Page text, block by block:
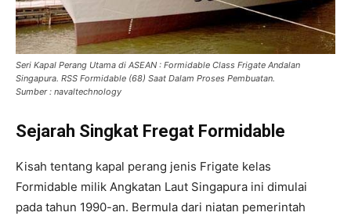
Seri Kapal Perang Utama di ASEAN : Formidable Class Frigate Andalan
Singapura. RSS Formidable (68) Saat Dalam Proses Pembuatan.
Sumber : navaltechnology
Sejarah Singkat Fregat Formidable
Kisah tentang kapal perang jenis Frigate kelas
Formidable milik Angkatan Laut Singapura ini dimulai
pada tahun 1990-an. Bermula dari niatan pemerintah